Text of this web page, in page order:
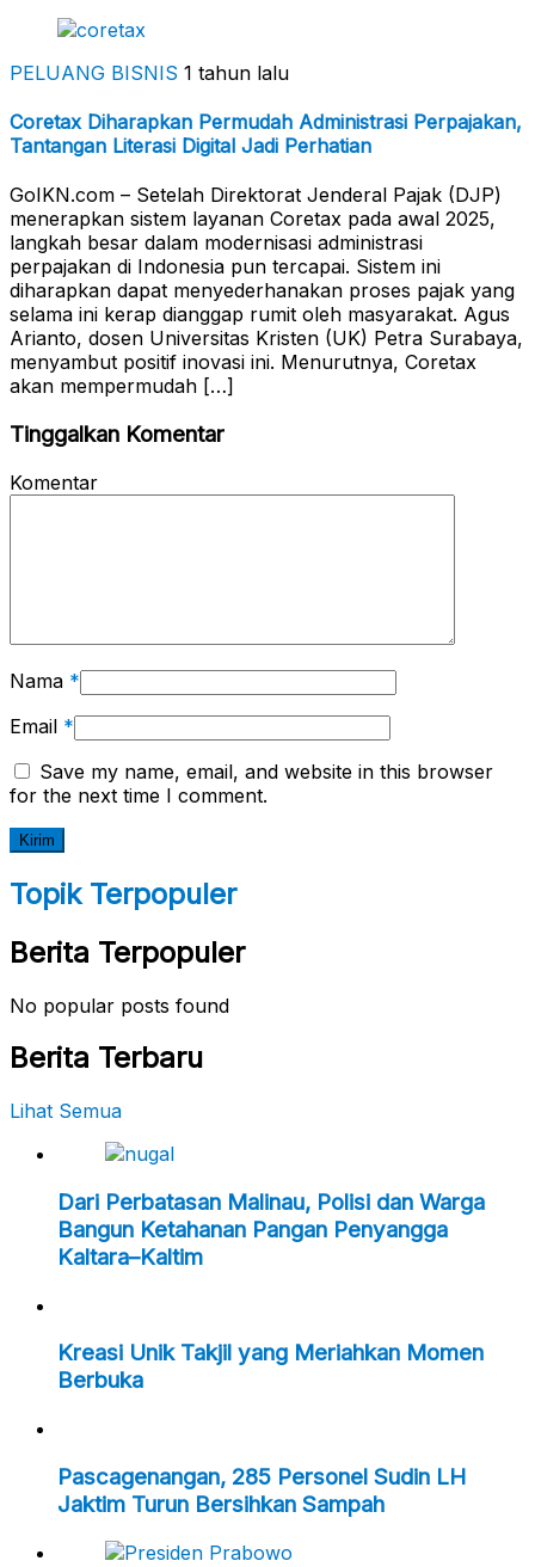
PELUANG BISNIS 1 tahun lalu
Coretax Diharapkan Permudah Administrasi Perpajakan,
Tantangan Literasi Digital Jadi Perhatian
GoIKN.com – Setelah Direktorat Jenderal Pajak (DJP)
menerapkan sistem layanan Coretax pada awal 2025,
langkah besar dalam modernisasi administrasi
perpajakan di Indonesia pun tercapai. Sistem ini
diharapkan dapat menyederhanakan proses pajak yang
selama ini kerap dianggap rumit oleh masyarakat. Agus
Arianto, dosen Universitas Kristen (UK) Petra Surabaya,
menyambut positif inovasi ini. Menurutnya, Coretax
akan mempermudah […]
Tinggalkan Komentar
Komentar
Nama *
Email *
Save my name, email, and website in this browser
for the next time I comment.
Topik Terpopuler
Berita Terpopuler
No popular posts found
Berita Terbaru
Lihat Semua
Dari Perbatasan Malinau, Polisi dan Warga
Bangun Ketahanan Pangan Penyangga
Kaltara–Kaltim
Kreasi Unik Takjil yang Meriahkan Momen
Berbuka
Pascagenangan, 285 Personel Sudin LH
Jaktim Turun Bersihkan Sampah